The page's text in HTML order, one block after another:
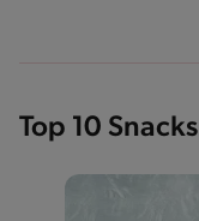
Top 10 Snacks